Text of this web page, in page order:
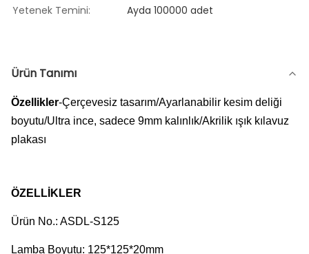
Yetenek Temini: Ayda 100000 adet
Ürün Tanımı
Özellikler-Çerçevesiz tasarım/Ayarlanabilir kesim deliği
boyutu/Ultra ince, sadece 9mm kalınlık/Akrilik ışık kılavuz
plakası
ÖZELLİKLER
Ürün No.: ASDL-S125
Lamba Boyutu: 125*125*20mm